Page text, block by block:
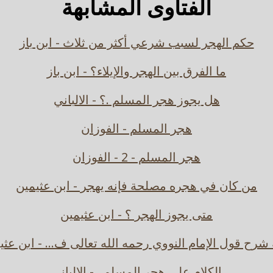
الفتاوى المشابهة
حكم الهجر لسبب شرعي أكثر من ثلاث - ابن باز
ما الفرق بين الهجر والإيلاء؟ - ابن باز
هل يجوز هجر المسلم .؟ - الالباني
هجر المسلم - الفوزان
هجر المسلم - 2 - الفوزان
من كان في هجره مصلحة فإنه يهجر - ابن عثيمين
متى يجوز الهجر ؟ - ابن عثيمين
شرح قول الإمام النووي رحمه الله تعالى ف... - ابن